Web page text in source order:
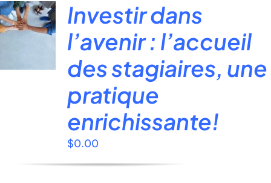
Investir dans
l’avenir : l’accueil
des stagiaires, une
pratique
enrichissante!
$0.00